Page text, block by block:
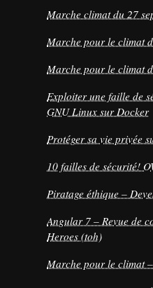
Marche climat du 27
Marche pour le climat
Marche pour le climat
Exploiter une faille de
GNU Linux sur Docker
Protéger sa vie privée
10 failles de sécurité!
Piratage éthique –
Angular 7 – Revue de
Heroes (toh)
Marche pour le climat